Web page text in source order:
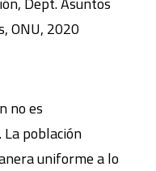
ONU, 2020
no es
población
uniforme a lo